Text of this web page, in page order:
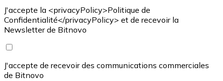
J'accepte la <privacyPolicy>Politique de
Confidentialité</privacyPolicy> et de recevoir la
Newsletter de Bitnovo
J'accepte de recevoir des communications commerciales
de Bitnovo